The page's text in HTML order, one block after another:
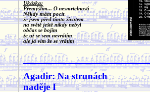
Ukázka:
Přemýšlím... O nesmrtelnosti
Někdy mám pocit
že jsem před tímto životem
na světě ještě nikdy nebyl
občas se bojím
že už se sem nevrátím
ale já vím že se vrátím
Agadir: Na strunách
naděje I